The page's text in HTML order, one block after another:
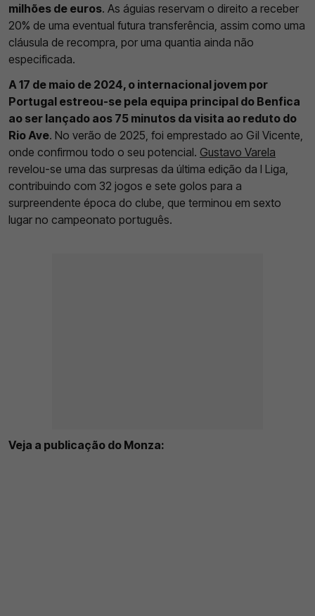
milhões de euros. As águias reservam o direito a receber
20% de uma eventual futura transferência, assim como uma
cláusula de recompra, por uma quantia ainda não
especificada.
A 17 de maio de 2024, o internacional jovem por
Portugal estreou-se pela equipa principal do Benfica
ao ser lançado aos 75 minutos da visita ao reduto do
Rio Ave. No verão de 2025, foi emprestado ao Gil Vicente,
onde confirmou todo o seu potencial. Gustavo Varela
revelou-se uma das surpresas da última edição da I Liga,
contribuindo com 32 jogos e sete golos para a
surpreendente época do clube, que terminou em sexto
lugar no campeonato português.
Veja a publicação do Monza: